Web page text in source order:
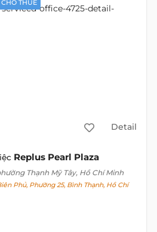
CHO THUÊ
Detail
Replus Pearl Plaza
Thạnh Mỹ Tây, Hồ Chí Minh
Phủ, Phường 25, Bình Thạnh, Hồ Chí